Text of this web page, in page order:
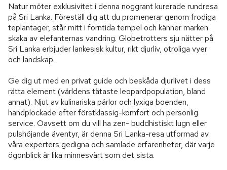
Natur möter exklusivitet i denna noggrant kurerade rundresa
på Sri Lanka. Föreställ dig att du promenerar genom frodiga
teplantager, står mitt i forntida tempel och känner marken
skaka av elefanternas vandring. Globetrotters sju nätter på
Sri Lanka erbjuder lankesisk kultur, rikt djurliv, otroliga vyer
och landskap.
Ge dig ut med en privat guide och beskåda djurlivet i dess
rätta element (världens tätaste leopardpopulation, bland
annat). Njut av kulinariska pärlor och lyxiga boenden,
handplockade efter förstklassig-komfort och personlig
service. Oavsett om du vill ha zen- buddhistiskt lugn eller
pulshöjande äventyr, är denna Sri Lanka-resa utformad av
våra experters gedigna och samlade erfarenheter, där varje
ögonblick är lika minnesvärt som det sista.